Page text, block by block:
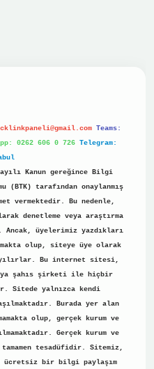
Teams:
0262 606 0 726 Telegram:
Kanun gereğince Bilgi
tarafından onaylanmış
vermektedir. Bu nedenle,
denetleme veya araştırma
Ancak, üyelerimiz yazdıkları
olup, siteye üye olarak
Bu internet sitesi,
şahıs şirketi ile hiçbir
Sitede yalnızca kendi
Burada yer alan
olup, gerçek kurum ve
Gerçek kurum ve
tesadüfidir. Sitemiz,
ücretsiz bir bilgi paylaşım